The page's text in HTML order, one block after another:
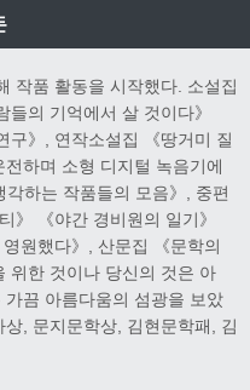
작품 활동을 시작했다. 소설집
들의 기억에서 살 것이다》
구》, 연작소설집 《땅거미 질
하며 소형 디지털 녹음기에
하는 작품들의 모음》, 중편
》 《야간 경비원의 일기》
원했다》, 산문집 《문학의
위한 것이나 당신의 것은 아
끔 아름다움의 섬광을 보았
, 문지문학상, 김현문학패, 김